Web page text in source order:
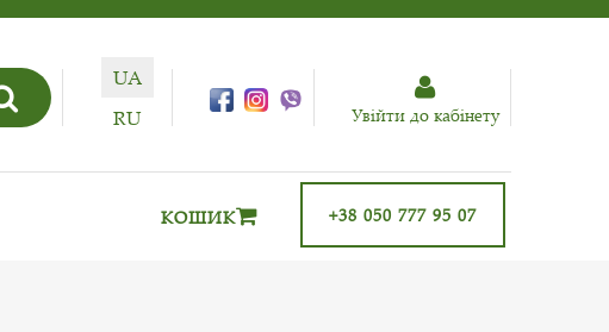
UA
RU
Увiйти до кабiнету
+38 050 777 95 07
КОШИК